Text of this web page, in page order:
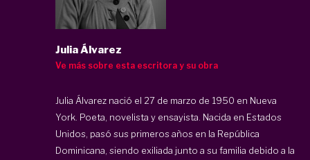
Julia Álvarez
Ve más sobre esta escritora y su obra
Julia Álvarez nació el 27 de marzo de 1950 en Nueva
York. Poeta, novelista y ensayista. Nacida en Estados
Unidos, pasó sus primeros años en la República
Dominicana, siendo exiliada junto a su familia debido a la